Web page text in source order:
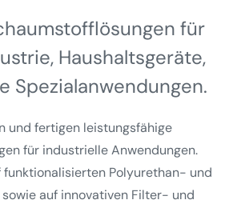
für
Haushalts­geräte,
Spezial­anwendungen.
und fertigen leistungsfähige
für industrielle Anwendungen.
funktionalisierten Polyurethan- und
auf innovativen Filter- und